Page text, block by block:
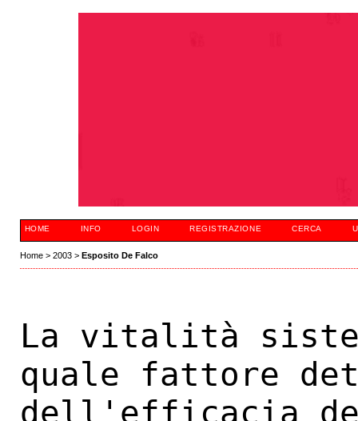
HOME INFO LOGIN REGISTRAZIONE CERCA
Home> 2003> Esposito De Falco
La vitalità
quale fattore
dell'efficacia